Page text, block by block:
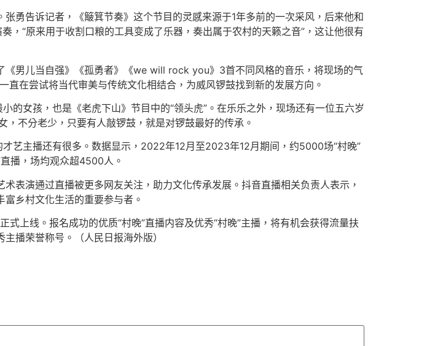
张勇告诉记者，《簸箕节奏》这个节目的灵感来源于1年多前的一次采风，后来他和
，“原来用于收割口粮的工具变成了乐器，奏出属于农村的天籁之音”，这让他很有
《男儿当自强》《孤勇者》《we will rock you》3首不同风格的音乐，将现场的气
直在尝试将当代审美与传统文化相结合，为威风锣鼓找到新的发展方向。
的女孩，也是《老虎下山》节目中的“领头虎”。在乐乐之外，现场还有一位五六岁
不分老少，只要有人敲锣鼓，就是对锣鼓最好的传承。
才艺主播还有很多。数据显示，2022年12月至2023年12月期间，约5000场“村晚”
播，场均观众超4500人。
表演通过直播被更多网友关注，助力文化传承发展。抖音直播相关负责人表示，
乡村文化生活的重要参与者。
上线。报名成功的优质“村晚”直播内容及优秀“村晚”主播，将有机会获得流量扶
播荣誉称号。（人民日报海外版）